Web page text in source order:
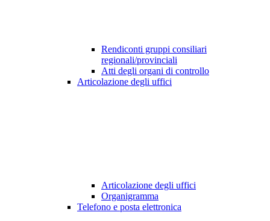
Rendiconti gruppi consiliari
regionali/provinciali
Atti degli organi di controllo
Articolazione degli uffici
Articolazione degli uffici
Organigramma
Telefono e posta elettronica